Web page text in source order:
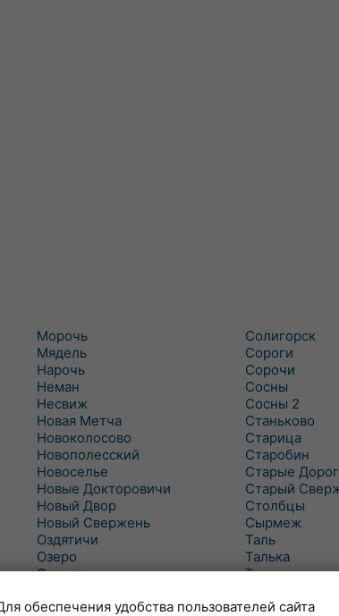
Морочь
Мядель
Нарочь
Неман
Несвиж
Новая Метча
Новоколосово
Новополесский
Новоселье
Новые Докторовичи
Новый Двор
Новый Свержень
Оздятичи
Озеро
Озерцо
Октябрь
Солигорск
Сороги
Сорочи
Сосны
Сосны 2
Станьково
Старица
Старобин
Старые
Старый
Столбцы
Сырмеж
Таль
Талька
Танежицы
Турец-Бояры
обеспечения удобства пользователей сайта